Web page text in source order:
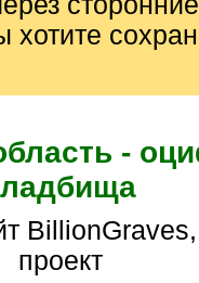
хотите
-
проект